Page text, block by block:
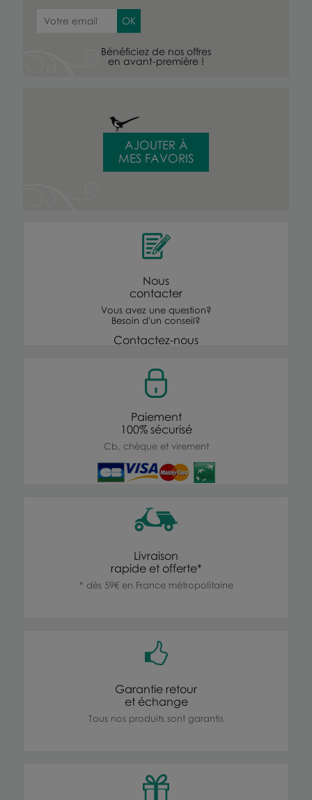
Bénéficiez de nos offres
en avant-première !
AJOUTER À
MES FAVORIS
Nous
contacter
Vous avez une question?
Besoin d'un conseil?
Contactez-nous
Paiement
100% sécurisé
Cb, chèque et virement
Livraison
rapide et offerte*
* dès 59€ en France métropolitaine
Garantie retour
et échange
Tous nos produits sont garantis